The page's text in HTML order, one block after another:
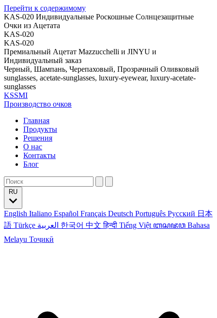
Перейти к содержимому
KAS-020 Индивидуальные Роскошные Солнцезащитные
Очки из Ацетата
KAS-020
KAS-020
Премиальный Ацетат Mazzucchelli и JINYU и
Индивидуальный заказ
Черный, Шампань, Черепаховый, Прозрачный Оливковый
sunglasses, acetate-sunglasses, luxury-eyewear, luxury-acetate-
sunglasses
KSSMI
Производство очков
Главная
Продукты
Решения
О нас
Контакты
Блог
English Italiano Español Français Deutsch Português Русский 日本
語 Türkçe 한국어 中文हिन्दी Tiếng Việt ꦧꦱꦗꦮ Bahasa
Melayu Тоҷикӣ